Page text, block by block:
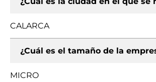
CALARCA
¿Cuál es el tamaño de la
MICRO